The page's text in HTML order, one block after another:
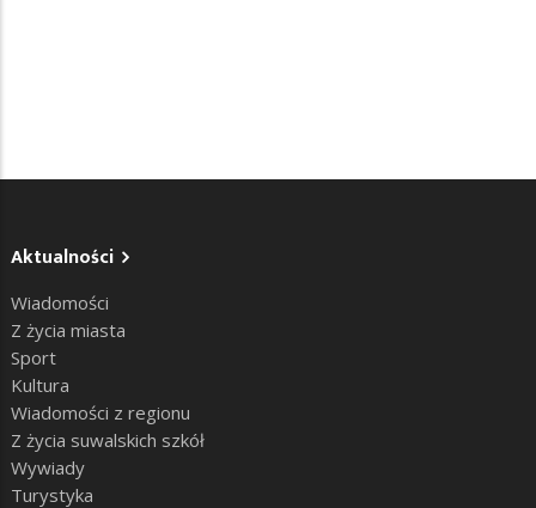
Aktualności
Wiadomości
Z życia miasta
Sport
Kultura
Wiadomości z regionu
Z życia suwalskich szkół
Wywiady
Turystyka